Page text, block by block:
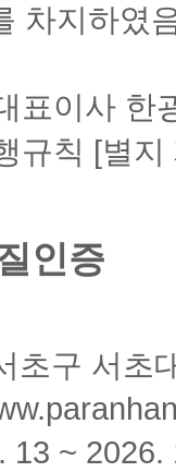
차지하였
표이사 한
규칙 [별지
인증
초구 서초
13 ~ 2026.